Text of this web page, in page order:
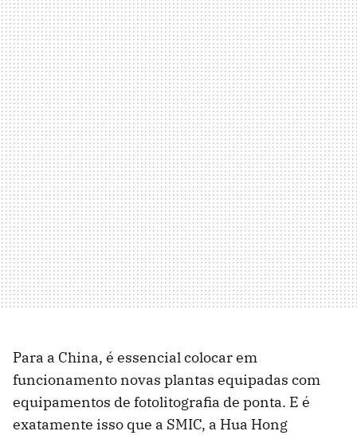
Para a China, é essencial colocar em
funcionamento novas plantas equipadas com
equipamentos de fotolitografia de ponta. E é
exatamente isso que a SMIC, a Hua Hong